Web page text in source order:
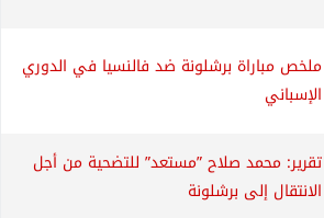
ملخص مباراة برشلونة ضد فالنسيا في الدوري
الإسباني
تقرير: محمد صلاح ”مستعد” للتضحية من أجل
الانتقال إلى برشلونة